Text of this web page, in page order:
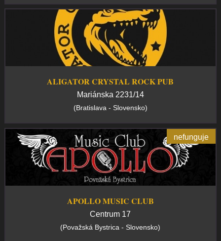
ALIGATOR CRYSTAL ROCK PUB
Mariánska 2231/14
(Bratislava - Slovensko)
nefunguje
APOLLO MUSIC CLUB
Centrum 17
(Považská Bystrica - Slovensko)